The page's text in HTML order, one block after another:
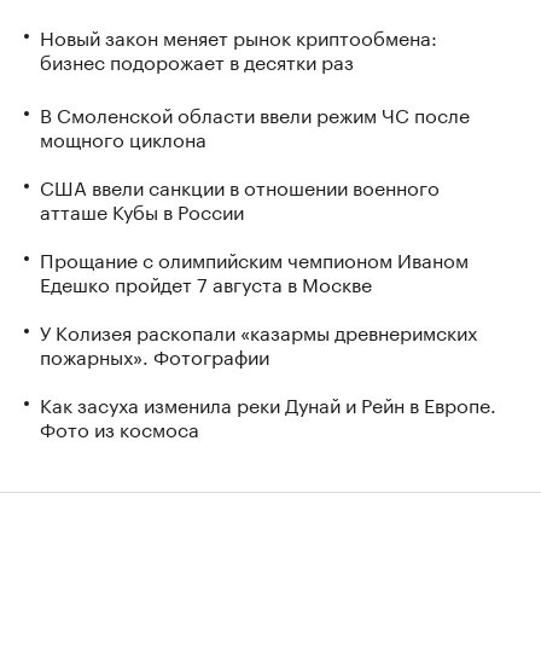
Новый закон меняет рынок криптообмена:
бизнес подорожает в десятки раз
В Смоленской области ввели режим ЧС после
мощного циклона
США ввели санкции в отношении военного
атташе Кубы в России
Прощание с олимпийским чемпионом Иваном
Едешко пройдет 7 августа в Москве
У Колизея раскопали «казармы древнеримских
пожарных». Фотографии
Как засуха изменила реки Дунай и Рейн в Европе.
Фото из космоса